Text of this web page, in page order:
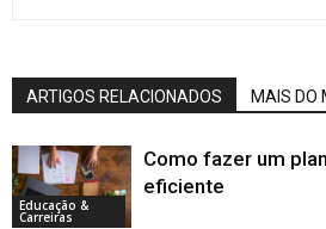
ARTIGOS RELACIONADOS MAIS DO
Educação &
Carreiras
Como fazer um
eficiente